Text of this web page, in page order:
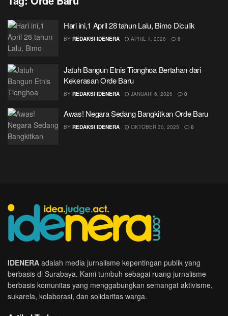
Hari ini,1 April 28 tahun Lalu, Bimo Diculik
BY REDAKSI IDENERA APRIL 1, 2026 0
Jatuh Bangun Etnis Tionghoa Bertahan dari
Kekerasan Orde Baru
BY REDAKSI IDENERA JANUARI 6, 2026 0
Awas! Negara Sedang Bangkitkan Orde Baru
BY REDAKSI IDENERA OKTOBER 30, 2025 0
IDENERA adalah media jurnalisme kepentingan publik yang
berbasis di Surabaya. Kami tumbuh sebagai ruang jurnalisme
berbasis komunitas yang menggabungkan semangat aktivisme,
sukarela, kolaborasi, dan solidaritas warga.